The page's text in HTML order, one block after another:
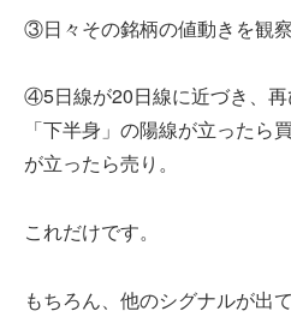
③日々その銘柄の値動きを観察
④5日線が20日線に近づき、
「下半身」の陽線が立ったら
が立ったら売り。
これだけです。
もちろん、他のシグナルが出